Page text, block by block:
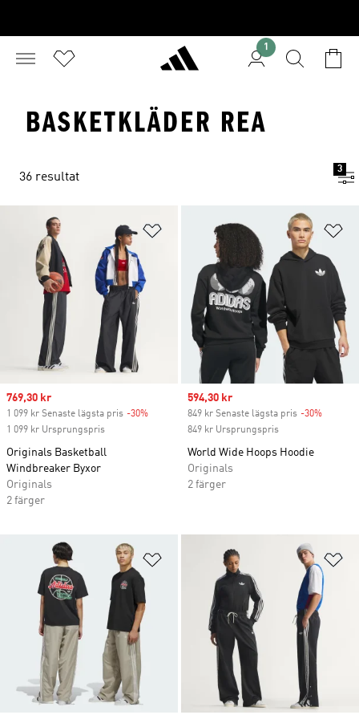
1
BASKETKLÄDER REA
36 resultat
3
Lägg till på önskelistan
Sale price
769,30 kr
1 099 kr Senaste lägsta pris -30%
1 099 kr Ursprungspris
Originals Basketball
Windbreaker Byxor
Originals
2 färger
Sale price
594,30 kr
849 kr Senaste lägsta pris -30%
849 kr Ursprungspris
World Wide Hoops Hoodie
Originals
2 färger
Lägg till på önskelistan